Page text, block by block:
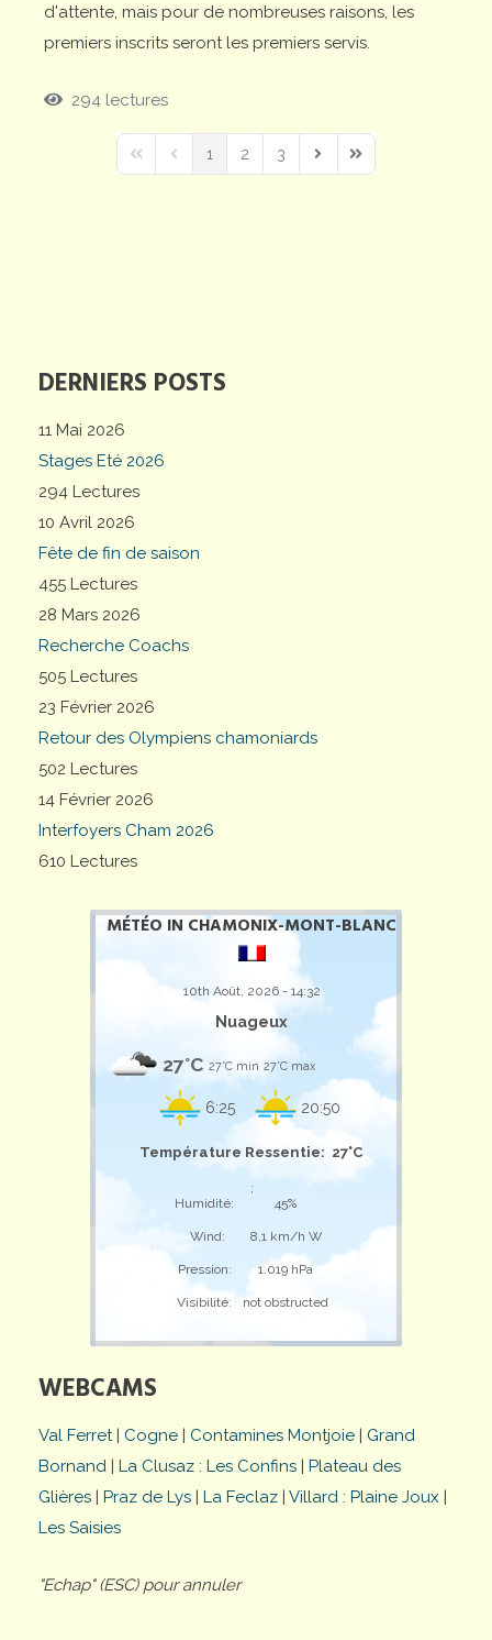
DERNIERS POSTS
11 Mai 2026
Stages Eté 2026
294 Lectures
10 Avril 2026
Fête de fin de saison
455 Lectures
28 Mars 2026
Recherche Coachs
505 Lectures
23 Février 2026
Retour des Olympiens chamoniards
502 Lectures
14 Février 2026
Interfoyers Cham 2026
610 Lectures
MÉTÉO IN CHAMONIX-MONT-BLANC
10th Août, 2026 - 14:32
Nuageux
27°C 27°C min 27°C max
6:25 20:50
Température Ressentie: 27°C
;
Humidité:
45%
Wind: 8,1 km/h W
Pression: 1.019 hPa
Visibilité: not obstructed
WEBCAMS
Val Ferret| Cogne | Contamines Montjoie | Grand
Bornand | La Clusaz : Les Confins | Plateau des
Glières | Praz de Lys | La Feclaz | Villard : Plaine Joux |
Les Saisies
"Echap" (ESC) pour annuler
d'attente, mais pour de nombreuses raisons, les
premiers inscrits seront les premiers servis.
294 lectures
First PagePrevious Page
1 2 3
Next PageLast Page